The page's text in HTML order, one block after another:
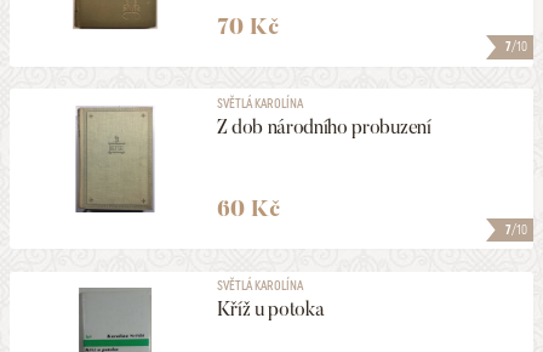
7/10
70 Kč
7/10
SVĚTLÁ KAROLÍNA
Z dob národního probuzení
60 Kč
SVĚTLÁ KAROLÍNA
Kříž u potoka